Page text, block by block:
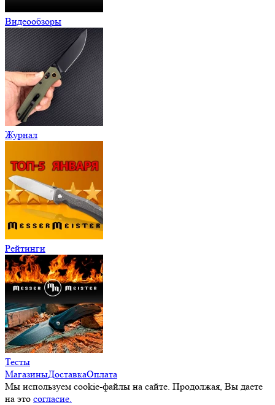
Видеообзоры
Журнал
Рейтинги
Тесты
МагазиныДоставкаОплата
Мы используем cookie-файлы на сайте. Продолжая, Вы даете
на это согласие.